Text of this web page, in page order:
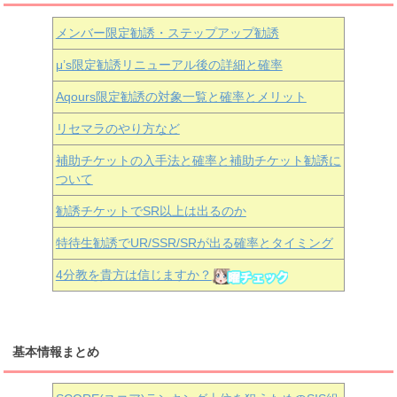
メンバー限定勧誘・ステップアップ勧誘
μ’s限定勧誘リニューアル後の詳細と確率
Aqours限定勧誘の対象一覧と確率とメリット
リセマラのやり方など
補助チケットの入手法と確率と補助チケット勧誘に
ついて
勧誘チケットでSR以上は出るのか
特待生勧誘でUR/SSR/SRが出る確率とタイミング
4分教を貴方は信じますか？
基本情報まとめ